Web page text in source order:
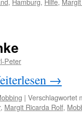
Peter
→
| Verschlagwortet
, Margit Ricarda Rolf,